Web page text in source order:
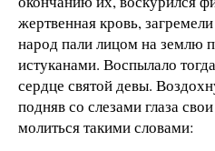
жертвенная кровь,
народ пали лицом на землю
истуканами. Воспылало
сердце святой девы.
подняв со слезами глаза
молиться такими словами: